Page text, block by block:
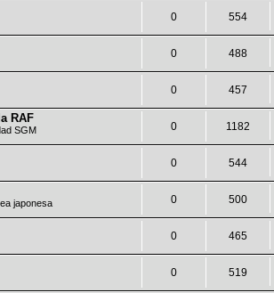
0 554
0 488
0 457
RAF
SGM 0 1182
0 544
japonesa 0 500
0 465
0 519